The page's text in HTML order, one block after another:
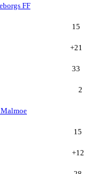
FF
15
+21
33
2
15
+12